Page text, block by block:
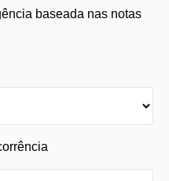
baseada nas notas